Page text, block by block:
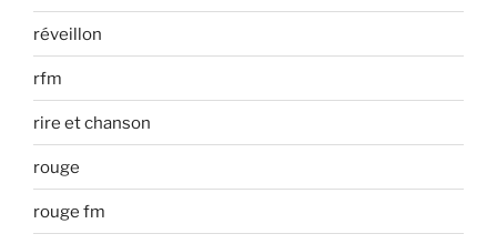
réveillon
rfm
rire et chanson
rouge
rouge fm